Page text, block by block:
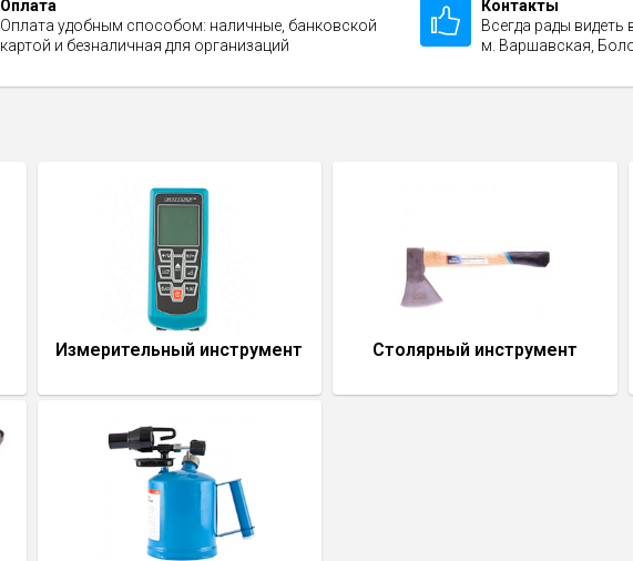
Оплата
Оплата удобным способом: наличные, банковской
картой и безналичная для организаций
Контакты
Всегда рады
м. Варшавская,
Измерительный инструмент Столярный инструмент